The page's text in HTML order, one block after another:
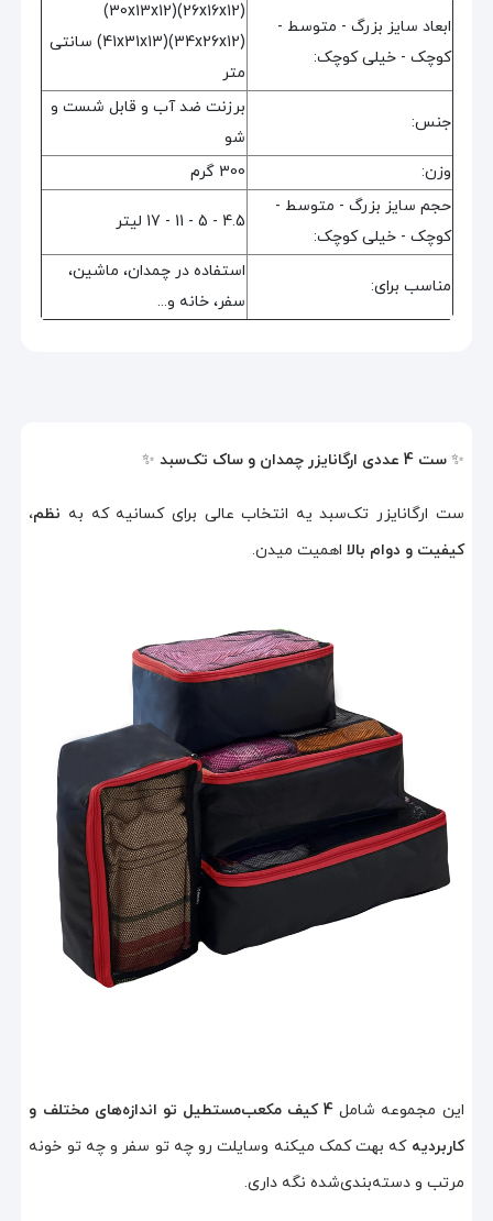
ابعاد سایز بزرگ - متوسط -
کوچک - خیلی کوچک:
(26x16x12)(30x13x12)
(34x26x12)(41x31x13) سانتی
متر
جنس:
برزنت ضد آب و قابل شست و
شو
وزن:
300 گرم
حجم سایز بزرگ - متوسط -
کوچک - خیلی کوچک:
4.5 - 5 - 11 - 17 لیتر
مناسب برای:
استفاده در چمدان، ماشین،
سفر، خانه و...
✨ست 4 عددی ارگانایزر چمدان و ساک تک‌سبد ✨
ست ارگانایزر تک‌سبد یه انتخاب عالی برای کسانیه که به نظم،
کیفیت و دوام بالا اهمیت میدن.
این مجموعه شامل
4 کیف مکعب‌مستطیل تو اندازه‌های مختلف و
کاربردیه که بهت کمک میکنه وسایلت رو چه تو سفر و چه تو خونه
مرتب و دسته‌بندی‌شده نگه داری.